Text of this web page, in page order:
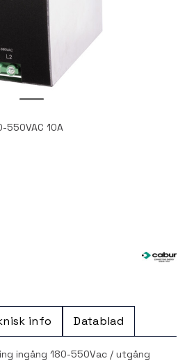
550VAC 10A
info Datablad
ingång 180-550Vac / utgång